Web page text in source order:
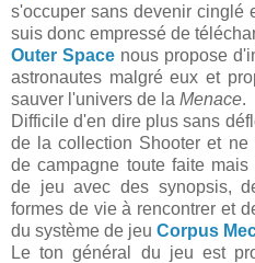
s'occuper sans devenir cinglé
suis donc empressé de
Outer Space nous propose
astronautes malgré eux et
sauver l'univers de la Menace.
Difficile d'en dire plus sans
de la collection Shooter et
de campagne toute faite
de jeu avec des synopsis,
formes de vie à rencontrer et
du système de jeu Corpus
Le ton général du jeu est